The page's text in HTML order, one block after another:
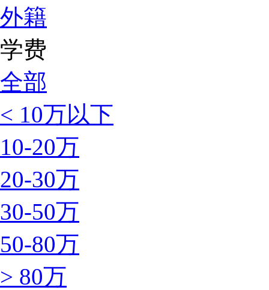
外籍
学费
全部
< 10万以下
10-20万
20-30万
30-50万
50-80万
> 80万